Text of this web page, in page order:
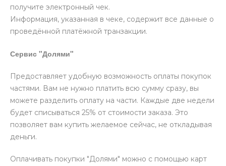
получите электронный чек.
Информация, указанная в чеке, содержит все данные о
проведённой платёжной транзакции.
Сервис "Долями"
Предоставляет удобную возможность оплаты покупок
частями. Вам не нужно платить всю сумму сразу, вы
можете разделить оплату на части. Каждые две недели
будет списываться 25% от стоимости заказа. Это
позволяет вам купить желаемое сейчас, не откладывая
деньги.
Оплачивать покупки "Долями" можно с помощью карт